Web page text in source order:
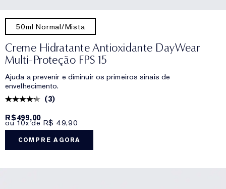
50ml Normal/Mista
Creme Hidratante Antioxidante DayWear
Multi-Proteção FPS 15
Ajuda a prevenir e diminuir os primeiros sinais de
envelhecimento.
(3)
R$499,00
ou 10x de R$ 49,90
COMPRE AGORA